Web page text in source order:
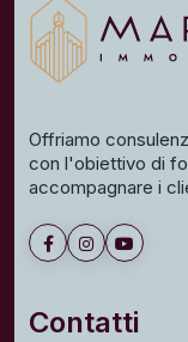
Offriamo
con l'obiettivo di
accompagnare i
Contatti